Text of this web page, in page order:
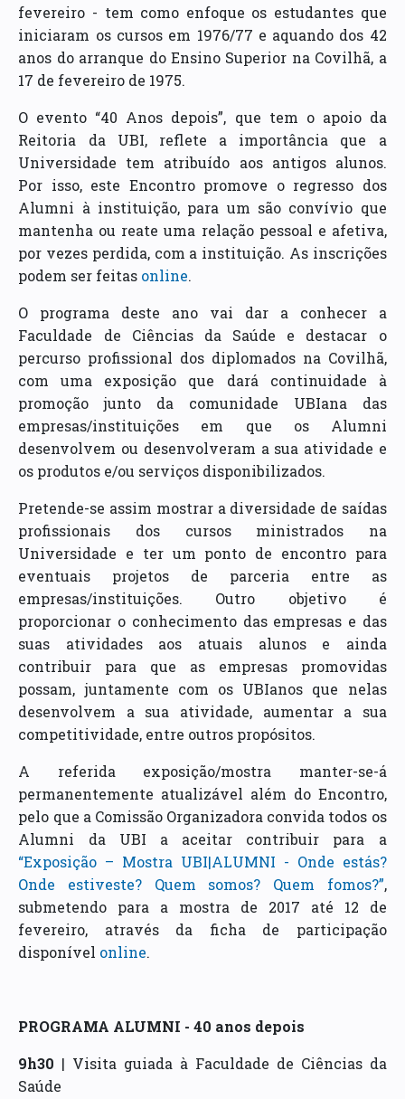
fevereiro - tem como enfoque os estudantes que
iniciaram os cursos em 1976/77 e aquando dos 42
anos do arranque do Ensino Superior na Covilhã, a
17 de fevereiro de 1975.
O evento “40 Anos depois”, que tem o apoio da
Reitoria da UBI, reflete a importância que a
Universidade tem atribuído aos antigos alunos.
Por isso, este Encontro promove o regresso dos
Alumni à instituição, para um são convívio que
mantenha ou reate uma relação pessoal e afetiva,
por vezes perdida, com a instituição. As inscrições
podem ser feitas online.
O programa deste ano vai dar a conhecer a
Faculdade de Ciências da Saúde e destacar o
percurso profissional dos diplomados na Covilhã,
com uma exposição que dará continuidade à
promoção junto da comunidade UBIana das
empresas/instituições em que os Alumni
desenvolvem ou desenvolveram a sua atividade e
os produtos e/ou serviços disponibilizados.
Pretende-se assim mostrar a diversidade de saídas
profissionais dos cursos ministrados na
Universidade e ter um ponto de encontro para
eventuais projetos de parceria entre as
empresas/instituições. Outro objetivo é
proporcionar o conhecimento das empresas e das
suas atividades aos atuais alunos e ainda
contribuir para que as empresas promovidas
possam, juntamente com os UBIanos que nelas
desenvolvem a sua atividade, aumentar a sua
competitividade, entre outros propósitos.
A referida exposição/mostra manter-se-á
permanentemente atualizável além do Encontro,
pelo que a Comissão Organizadora convida todos os
Alumni da UBI a aceitar contribuir para a
“Exposição – Mostra UBI|ALUMNI - Onde estás?
Onde estiveste? Quem somos? Quem fomos?”,
submetendo para a mostra de 2017 até 12 de
fevereiro, através da ficha de participação
disponível online.
PROGRAMA ALUMNI - 40 anos depois
9h30 | Visita guiada à Faculdade de Ciências da
Saúde